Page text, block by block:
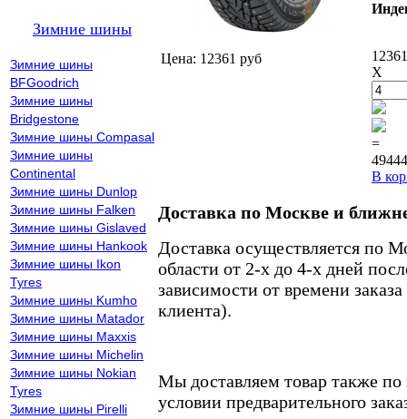
Зимние шины
Зимние шины
BFGoodrich
Зимние шины
Bridgestone
Зимние шины Compasal
Зимние шины
Continental
Зимние шины Dunlop
Зимние шины Falken
Зимние шины Gislaved
Зимние шины Hankook
Зимние шины Ikon
Tyres
Зимние шины Kumho
Зимние шины Matador
Зимние шины Maxxis
Зимние шины Michelin
Зимние шины Nokian
Tyres
Зимние шины Pirelli
Цена: 12361 руб
X
=
В
Доставка по Москве и
Доставка осуществляется по
области от 2-х до 4-х дней
зависимости от времени
клиента).
Мы доставляем товар также
условии предварительного